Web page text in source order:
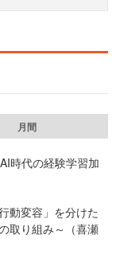
月間
時代の経験学習加
動変容」を分けた
取り組み～（喜瀬